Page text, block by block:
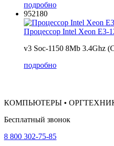
подробно
952180
Процессор Intel Xeon E3-
v3 Soc-1150 8Mb 3.4Ghz
подробно
КОМПЬЮТЕРЫ •
Бесплатный звонок
8 800 302-75-85